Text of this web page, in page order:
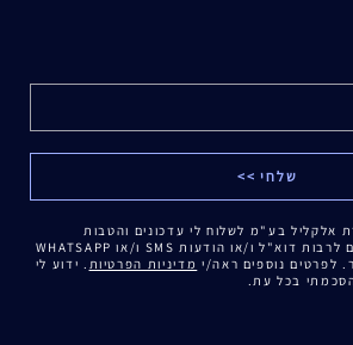
אלקליל בע"מ לשלוח לי עדכונים והטבות
באמצעים דיגיטליים לרבות דוא"ל ו/או הודעות SMS ו/או WHATSAPP
לפרטים נוספים ראה/י מדיניות הפרטיות . ידוע לי
בכל עת.